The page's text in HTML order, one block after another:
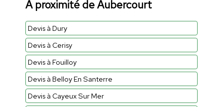
À proximité de Aubercourt
Devis à Dury
Devis à Cerisy
Devis à Fouilloy
Devis à Belloy En Santerre
Devis à Cayeux Sur Mer